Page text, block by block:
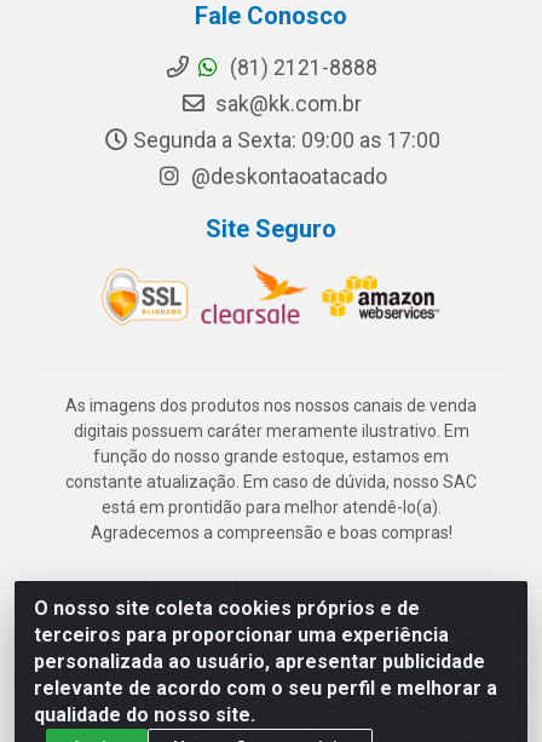
O nosso site coleta cookies próprios e de
terceiros para proporcionar uma experiência
personalizada ao usuário, apresentar publicidade
relevante de acordo com o seu perfil e melhorar a
qualidade do nosso site.
Fale Conosco
(81) 2121-8888
sak@kk.com.br
Segunda a Sexta: 09:00 as 17:00
@deskontaoatacado
Site Seguro
As imagens dos produtos nos nossos canais de venda
digitais possuem caráter meramente ilustrativo. Em
função do nosso grande estoque, estamos em
constante atualização. Em caso de dúvida, nosso SAC
está em prontidão para melhor atendê-lo(a).
Agradecemos a compreensão e boas compras!
Deskontão Atacado - Av. Marechal Mascarenhas de Morais, 2471 -
Imbiribeira - Recife/PE - CEP 51.150-001 - CNPJ 24.150.377/0003-
57